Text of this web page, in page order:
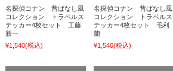
名探偵コナン 昔ばなし風
コレクション トラベルス
テッカー4枚セット 工藤
新一
¥1,540(税込)
名探偵コナン 昔ばなし風
コレクション トラベルス
テッカー4枚セット 毛利
蘭
¥1,540(税込)